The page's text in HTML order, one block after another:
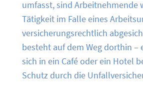
umfasst, sind Arbeitnehmende
Tätigkeit im Falle eines
versicherungsrechtlich
besteht auf dem Weg dorthin –
sich in ein Café oder ein Hotel
Schutz durch die